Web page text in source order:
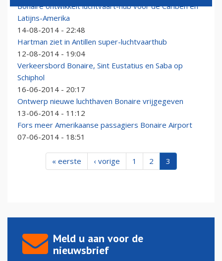
Bonaire ontwikkelt luchtvaart-hub voor de Cariben en
Latijns-Amerika
14-08-2014 - 22:48
Hartman ziet in Antillen super-luchtvaarthub
12-08-2014 - 19:04
Verkeersbord Bonaire, Sint Eustatius en Saba op
Schiphol
16-06-2014 - 20:17
Ontwerp nieuwe luchthaven Bonaire vrijgegeven
13-06-2014 - 11:12
Fors meer Amerikaanse passagiers Bonaire Airport
07-06-2014 - 18:51
« eerste ‹ vorige 1 2 3
Meld u aan voor de
nieuwsbrief